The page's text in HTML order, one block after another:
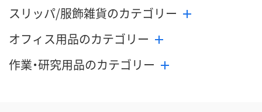
スリッパ/服飾雑貨のカテゴリー
オフィス用品のカテゴリー
作業・研究用品のカテゴリー